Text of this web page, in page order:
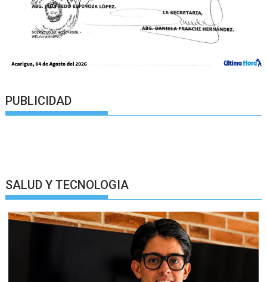
PUBLICIDAD
SALUD Y TECNOLOGIA